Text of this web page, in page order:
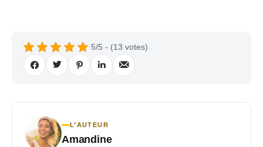
5/5 - (13 votes)
L’AUTEUR
Amandine